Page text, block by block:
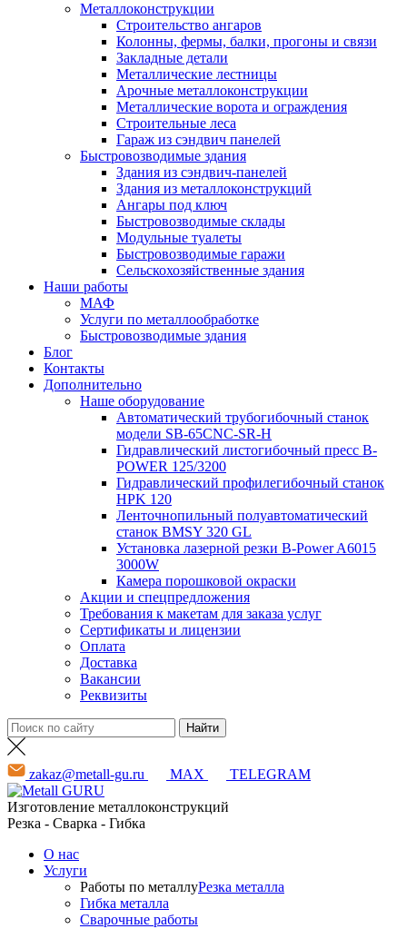
Металлоконструкции
Строительство ангаров
Колонны, фермы, балки, прогоны и связи
Закладные детали
Металлические лестницы
Арочные металлоконструкции
Металлические ворота и ограждения
Строительные леса
Гараж из сэндвич панелей
Быстровозводимые здания
Здания из сэндвич-панелей
Здания из металлоконструкций
Ангары под ключ
Быстровозводимые склады
Модульные туалеты
Быстровозводимые гаражи
Сельскохозяйственные здания
Наши работы
МАФ
Услуги по металлообработке
Быстровозводимые здания
Блог
Контакты
Дополнительно
Наше оборудование
Автоматический трубогибочный станок
модели SB-65CNC-SR-H
Гидравлический листогибочный пресс B-
POWER 125/3200
Гидравлический профилегибочный станок
HPK 120
Ленточнопильный полуавтоматический
станок BMSY 320 GL
Установка лазерной резки B-Power A6015
3000W
Камера порошковой окраски
Акции и спецпредложения
Требования к макетам для заказа услуг
Сертификаты и лицензии
Оплата
Доставка
Вакансии
Реквизиты
zakaz@metall-gu.ru MAX TELEGRAM
Изготовление металлоконструкций
Резка - Сварка - Гибка
О нас
Услуги
Работы по металлуРезка металла
Гибка металла
Сварочные работы